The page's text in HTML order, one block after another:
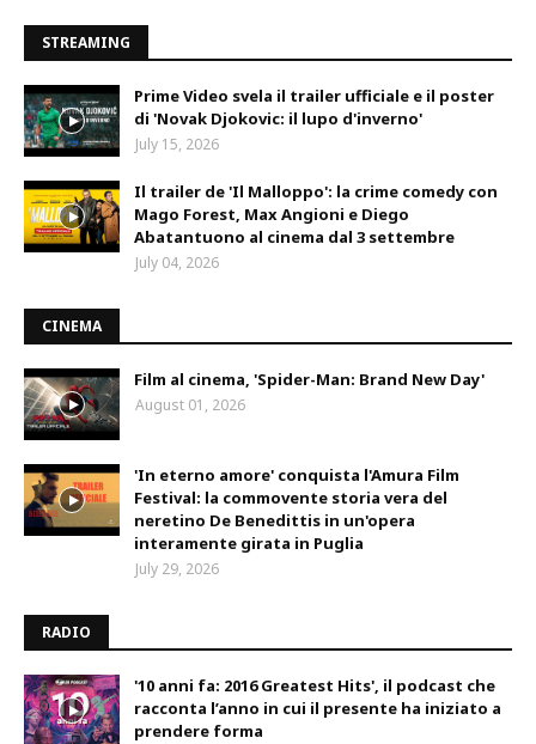
STREAMING
Prime Video svela il trailer ufficiale e il poster
di 'Novak Djokovic: il lupo d'inverno'
July 15, 2026
Il trailer de 'Il Malloppo': la crime comedy con
Mago Forest, Max Angioni e Diego
Abatantuono al cinema dal 3 settembre
July 04, 2026
CINEMA
Film al cinema, 'Spider-Man: Brand New Day'
August 01, 2026
'In eterno amore' conquista l'Amura Film
Festival: la commovente storia vera del
neretino De Benedittis in un'opera
interamente girata in Puglia
July 29, 2026
RADIO
'10 anni fa: 2016 Greatest Hits', il podcast che
racconta l’anno in cui il presente ha iniziato a
prendere forma